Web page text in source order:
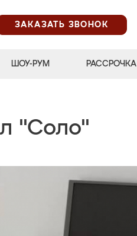
ЗАКАЗАТЬ ЗВОНОК
ШОУ-РУМ РАССРОЧКА
"Соло"